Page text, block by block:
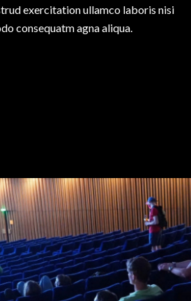
exercitation ullamco laboris nisi
consequatm agna aliqua.